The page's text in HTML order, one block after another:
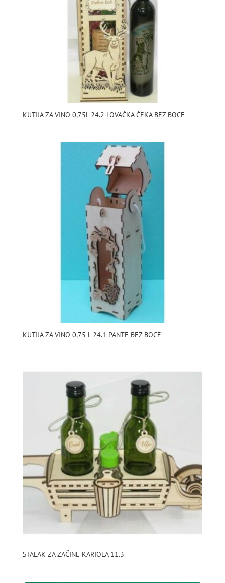
KUTIJA ZA VINO 0,75L 24.2 LOVAČKA ČEKA BEZ BOCE
KUTIJA ZA VINO 0,75 L 24.1 PANTE BEZ BOCE
STALAK ZA ZAČINE KARIOLA 11.3